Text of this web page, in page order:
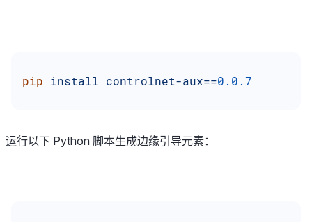
pip install controlnet-aux==0.0.7
运行以下 Python 脚本生成边缘引导元素：